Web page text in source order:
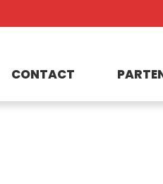
CONTACT